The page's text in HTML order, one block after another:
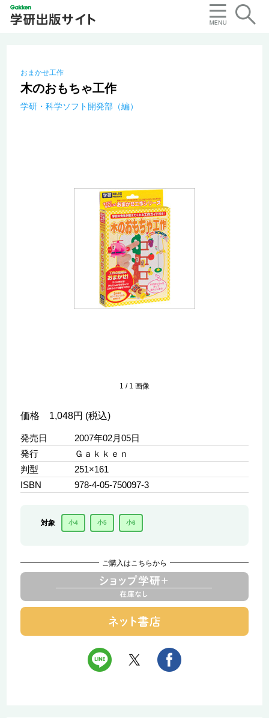
おまかせ工作
木のおもちゃ工作
学研・科学ソフト開発部（編）
1 / 1 画像
価格 1,048円 (税込)
発売日
2007年02月05日
発行
Ｇａｋｋｅｎ
判型
251×161
ISBN
978-4-05-750097-3
対象 小4 小5 小6
ご購入はこちらから